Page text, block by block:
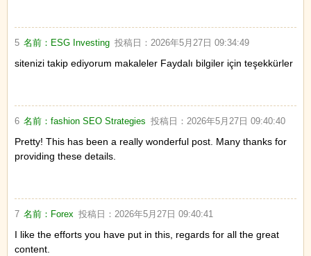
5 名前： ESG Investing 投稿日： 2026年5月27日 09:34:49
sitenizi takip ediyorum makaleler Faydalı bilgiler için teşekkürler
6 名前：fashion SEO Strategies 投稿日： 2026年5月27日 09:40:40
Pretty! This has been a really wonderful post. Many thanks for
providing these details.
7 名前： Forex 投稿日： 2026年5月27日 09:40:41
I like the efforts you have put in this, regards for all the great
content.